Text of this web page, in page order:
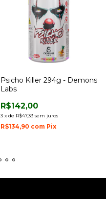
Psicho Killer 294g - Demons
Labs
R$142,00
3 x de R$47,33 sem juros
R$134,90 com Pix